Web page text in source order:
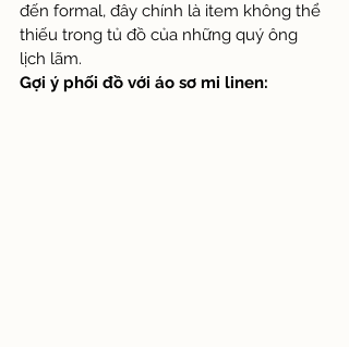
đến formal, đây chính là item không thể
thiếu trong tủ đồ của những quý ông
lịch lãm.
Gợi ý phối đồ với áo sơ mi linen: